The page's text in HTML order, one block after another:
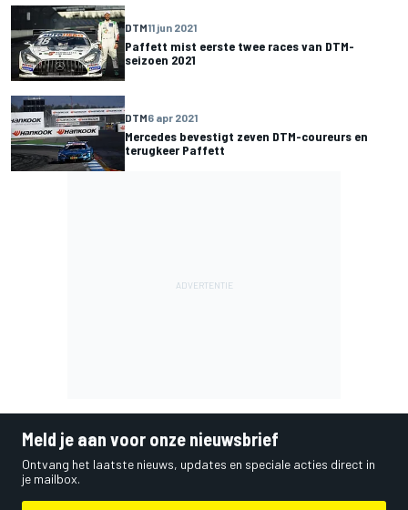
DTM11 jun 2021
Paffett mist eerste twee races van DTM-
seizoen 2021
DTM6 apr 2021
Mercedes bevestigt zeven DTM-coureurs en
terugkeer Paffett
Meld je aan voor onze nieuwsbrief
Ontvang het laatste nieuws, updates en speciale acties direct in
je mailbox.